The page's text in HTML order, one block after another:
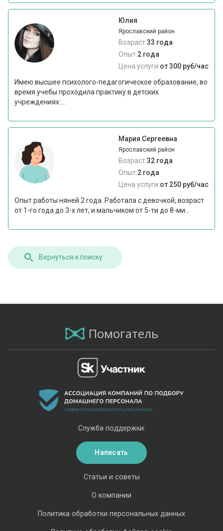
Юлия
Ярославский район
Возраст:33 года
Опыт:2 года
Цена услуги:от 300 руб/час
Имею высшее психолого-педагогическое образование, во
время учебы проходила практику в детских
учреждениях:...
Мария Сергеевна
Ярославский район
Возраст:32 года
Опыт:2 года
Цена услуги:от 250 руб/час
Опыт работы няней 2 года. Работала с девочкой, возраст
от 1-го года до 3-х лет, и мальчиком от 5-ти до 8-ми...
Вернуться к поиску
Помогатель
Статьи и советы
О компании
Политика обработки персональных данных
Служба поддержки:
Написать